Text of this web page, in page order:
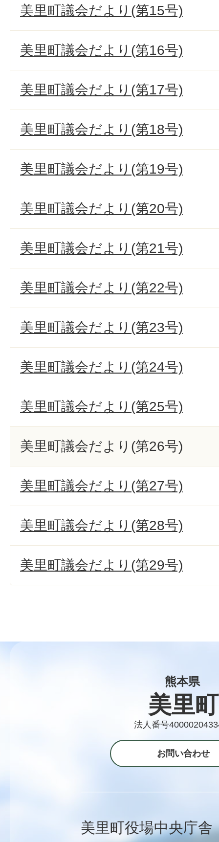
美里町議会だより(第15号)
美里町議会だより(第16号)
美里町議会だより(第17号)
美里町議会だより(第18号)
美里町議会だより(第19号)
美里町議会だより(第20号)
美里町議会だより(第21号)
美里町議会だより(第22号)
美里町議会だより(第23号)
美里町議会だより(第24号)
美里町議会だより(第25号)
美里町議会だより(第26号)
美里町議会だより(第27号)
美里町議会だより(第28号)
美里町議会だより(第29号)
熊本県
美里町
法人番号
お問い合わせ
美里町役場中央庁舎